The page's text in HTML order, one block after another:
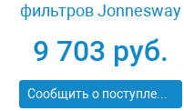
фильтров Jonnesway
9 703 руб.
Сообщить о поступлении